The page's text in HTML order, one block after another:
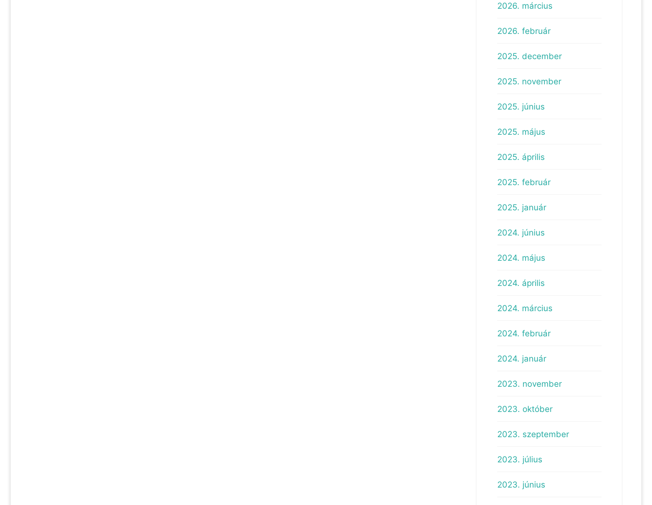
2026. március
2026. február
2025. december
2025. november
2025. június
2025. május
2025. április
2025. február
2025. január
2024. június
2024. május
2024. április
2024. március
2024. február
2024. január
2023. november
2023. október
2023. szeptember
2023. július
2023. június